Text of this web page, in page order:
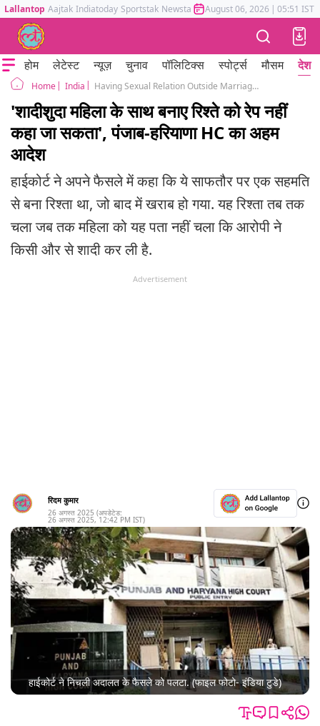
Lallantop Aajtak Indiatoday Sportstak Newstak Mumbai Tak Astrotak
August 06, 2026 | 05:51 IST
होम लेटेस्ट न्यूज़ चुनाव पॉलिटिक्स स्पोर्ट्स मौसम देश
Home India Having Sexual Relation Outside Marriage Is not rape Says High Court
'शादीशुदा महिला के साथ बनाए रिश्ते को रेप नहीं
कहा जा सकता', पंजाब-हरियाणा HC का अहम
आदेश
हाईकोर्ट ने अपने फैसले में कहा कि ये साफतौर पर एक सहमति
से बना रिश्ता था, जो बाद में खराब हो गया. यह रिश्ता तब तक
चला जब तक महिला को यह पता नहीं चला कि आरोपी ने
किसी और से शादी कर ली है.
Advertisement
रिदम कुमार
26 अगस्त 2025 (अपडेटेड:
26 अगस्त 2025, 12:42 PM IST)
हाईकोर्ट ने निचली अदालत के फैसले को पलटा. (फाइल फोटो- इंडिया टुडे)